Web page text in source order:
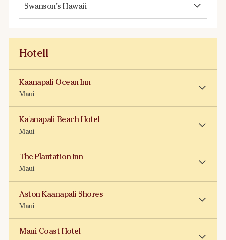
Swanson's Hawaii
Hotell
Kaanapali Ocean Inn
Maui
Ka'anapali Beach Hotel
Maui
The Plantation Inn
Maui
Aston Kaanapali Shores
Maui
Maui Coast Hotel